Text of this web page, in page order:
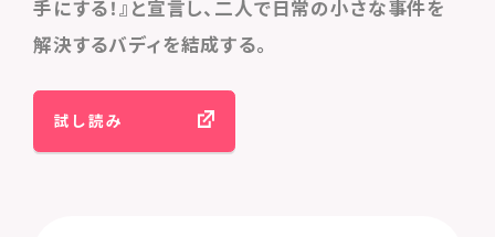
手にする！』と宣言し、二人で日常の小さな事件を
解決するバディを結成する。
試し読み